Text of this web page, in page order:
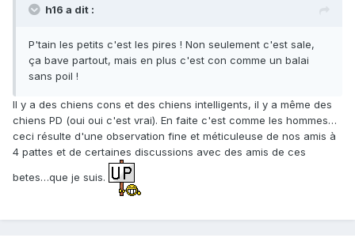
h16 a dit :
P'tain les petits c'est les pires ! Non seulement c'est sale,
ça bave partout, mais en plus c'est con comme un balai
sans poil !
Il y a des chiens cons et des chiens intelligents, il y a même des
chiens PD (oui oui c'est vrai). En faite c'est comme les hommes…
ceci résulte d'une observation fine et méticuleuse de nos amis à
4 pattes et de certaines discussions avec des amis de ces
betes…que je suis.